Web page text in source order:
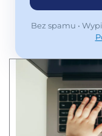
Bez spamu •